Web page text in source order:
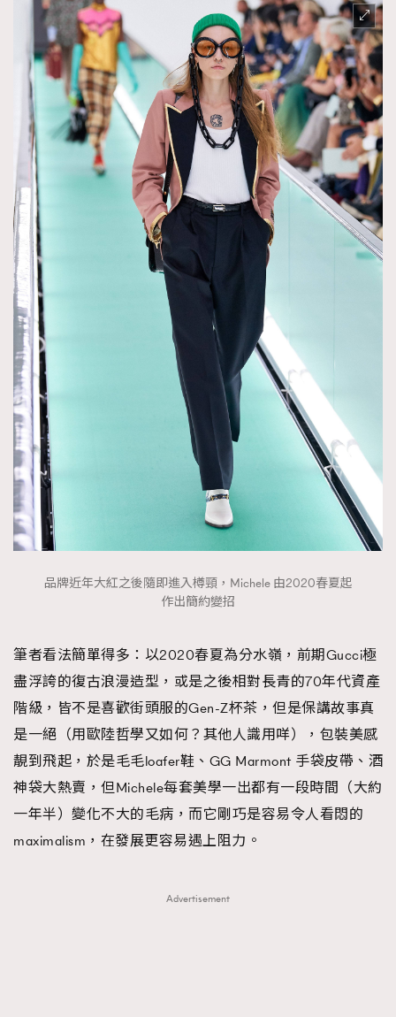
品牌近年大紅之後隨即進入樽頸，Michele 由2020春夏起
作出簡約變招
筆者看法簡單得多：以2020春夏為分水嶺，前期Gucci極
盡浮誇的復古浪漫造型，或是之後相對長青的70年代資產
階級，皆不是喜歡街頭服的Gen-Z杯茶，但是保講故事真
是一絕（用歐陸哲學又如何？其他人識用咩），包裝美感
靚到飛起，於是毛毛loafer鞋、GG Marmont 手袋皮帶、酒
神袋大熱賣，但Michele每套美學一出都有一段時間（大約
一年半）變化不大的毛病，而它剛巧是容易令人看悶的
maximalism，在發展更容易遇上阻力。
Advertisement